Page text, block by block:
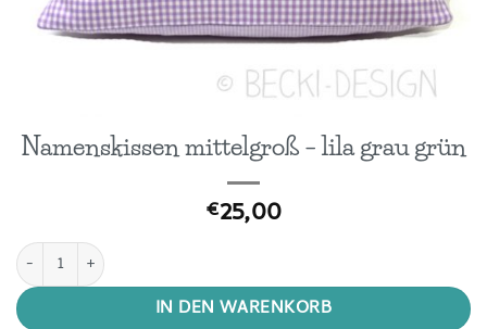
Namenskissen mittelgroß – lila grau grün
€25,00
Namenskissen mittelgroß - lila grau grün Menge
IN DEN WARENKORB